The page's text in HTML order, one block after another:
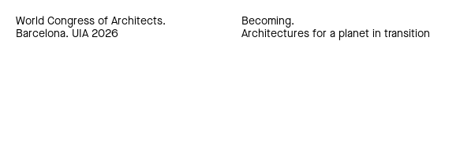
World Congress of Architects.
Barcelona. UIA 2026
Becoming.
Architectures for a planet in transition